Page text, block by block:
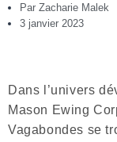
Par Zacharie Malek
3 janvier 2023
Dans l’univers
Mason Ewing
Vagabondes se